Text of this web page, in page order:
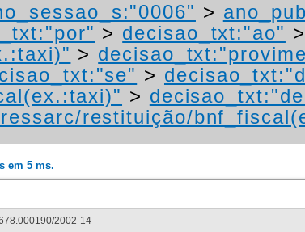
>
> decisao_txt:"ao" >
>
>
>
restituição/
em 5 ms.
2002-14